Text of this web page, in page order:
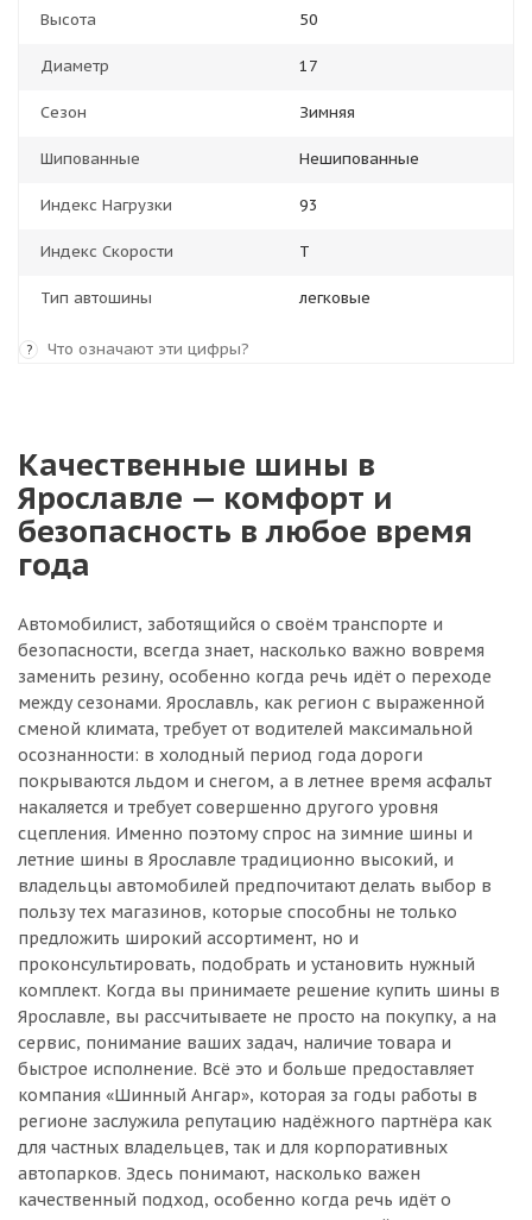
Высота 50
Диаметр 17
Сезон Зимняя
Шипованные Нешипованные
Индекс Нагрузки 93
Индекс Скорости T
Тип автошины легковые
? Что означают эти цифры?
Качественные шины в
Ярославле — комфорт и
безопасность в любое время
года
Автомобилист, заботящийся о своём транспорте и
безопасности, всегда знает, насколько важно вовремя
заменить резину, особенно когда речь идёт о переходе
между сезонами. Ярославль, как регион с выраженной
сменой климата, требует от водителей максимальной
осознанности: в холодный период года дороги
покрываются льдом и снегом, а в летнее время асфальт
накаляется и требует совершенно другого уровня
сцепления. Именно поэтому спрос на зимние шины и
летние шины в Ярославле традиционно высокий, и
владельцы автомобилей предпочитают делать выбор в
пользу тех магазинов, которые способны не только
предложить широкий ассортимент, но и
проконсультировать, подобрать и установить нужный
комплект. Когда вы принимаете решение купить шины в
Ярославле, вы рассчитываете не просто на покупку, а на
сервис, понимание ваших задач, наличие товара и
быстрое исполнение. Всё это и больше предоставляет
компания «Шинный Ангар», которая за годы работы в
регионе заслужила репутацию надёжного партнёра как
для частных владельцев, так и для корпоративных
автопарков. Здесь понимают, насколько важен
качественный подход, особенно когда речь идёт о